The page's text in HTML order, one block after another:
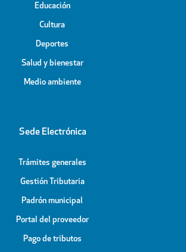
Educación
Cultura
Deportes
Salud y bienestar
Medio ambiente
Sede Electrónica
Trámites generales
Gestión Tributaria
Padrón municipal
Portal del proveedor
Pago de tributos